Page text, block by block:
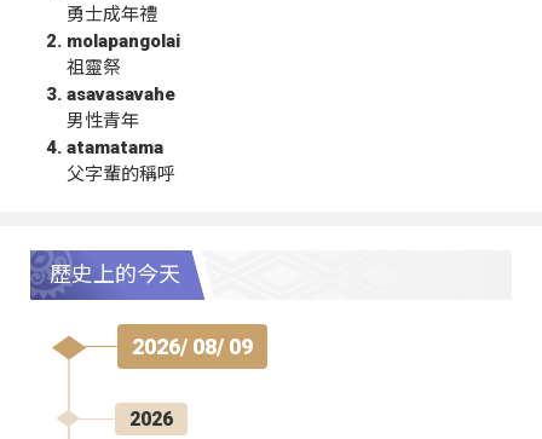
勇士成年禮
molapangolai
祖靈祭
asavasavahe
男性青年
atamatama
父字輩的稱呼
歷史上的今天
2026/ 08/ 09
2026